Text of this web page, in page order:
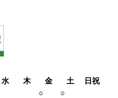
水 木 金 土
日祝
○
○